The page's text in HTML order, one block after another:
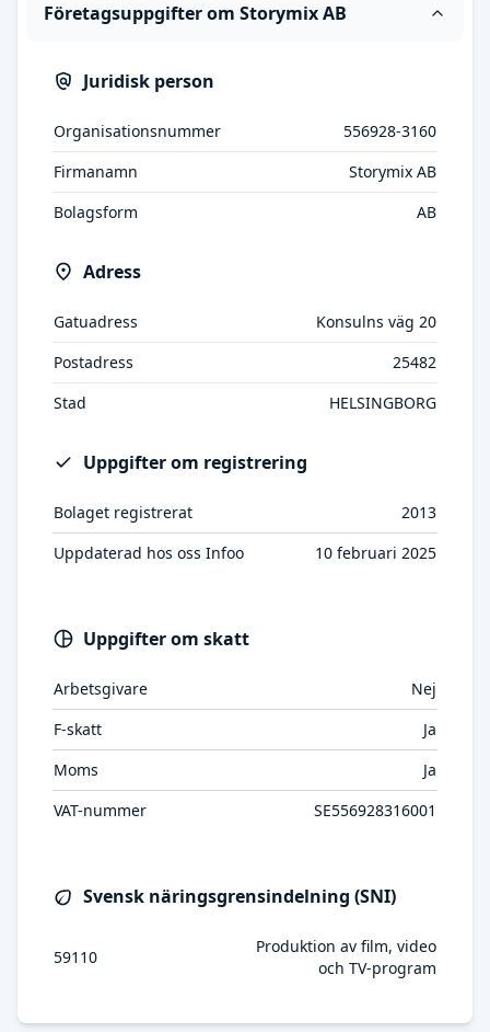
Företagsuppgifter om Storymix AB
Juridisk person
Organisationsnummer
556928-3160
Firmanamn
Storymix AB
Bolagsform
AB
Adress
Gatuadress
Konsulns väg 20
Postadress
25482
Stad
HELSINGBORG
Uppgifter om registrering
Bolaget registrerat
2013
Uppdaterad hos oss Infoo
10 februari 2025
Uppgifter om skatt
Arbetsgivare
Nej
F-skatt
Ja
Moms
Ja
VAT-nummer
SE556928316001
Svensk näringsgrensindelning (SNI)
59110
Produktion av film, video
och TV-program